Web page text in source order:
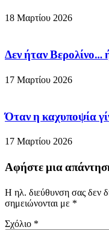
18 Μαρτίου 2026
Δεν ήταν Βερολίνο…
17 Μαρτίου 2026
Όταν η καχυποψία
17 Μαρτίου 2026
Αφήστε μια
Η ηλ. διεύθυνση σας δεν
σημειώνονται με *
Σχόλιο *